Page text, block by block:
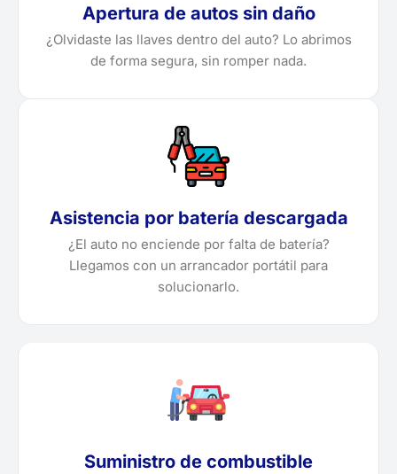
Apertura de autos sin daño
¿Olvidaste las llaves dentro del auto? Lo abrimos
de forma segura, sin romper nada.
Asistencia por batería descargada
¿El auto no enciende por falta de batería?
Llegamos con un arrancador portátil para
solucionarlo.
Suministro de combustible